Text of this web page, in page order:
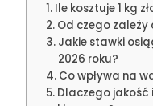
Ile kosztuje 1 kg
Od czego zależy
Jakie stawki
2026 roku?
Co wpływa na
Dlaczego jakość